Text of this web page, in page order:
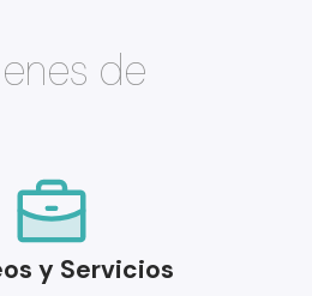
de
y Servicios